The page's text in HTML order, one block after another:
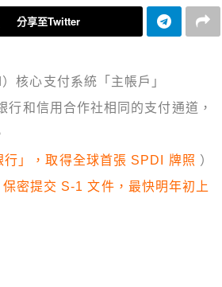
分享至Twitter
核心支付系統「主帳戶」
和信用合作社相同的支付通道，
」，取得全球首張 SPDI 牌照 ）
密提交 S-1 文件，最快明年初上